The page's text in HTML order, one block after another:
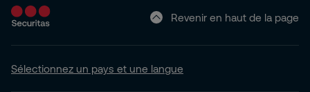
Revenir en haut de la page
Sélectionnez un pays et une langue